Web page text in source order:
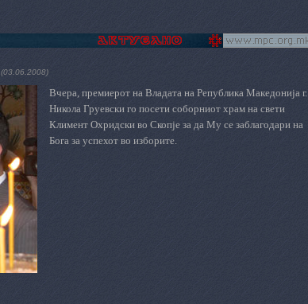
(03.06.2008)
Вчера, премиерот на Владата на Република Македонија г.
Никола Груевски го посети соборниот храм на свети
Климент Охридски во Скопје за да Му се заблагодари на
Бога за успехот во изборите.